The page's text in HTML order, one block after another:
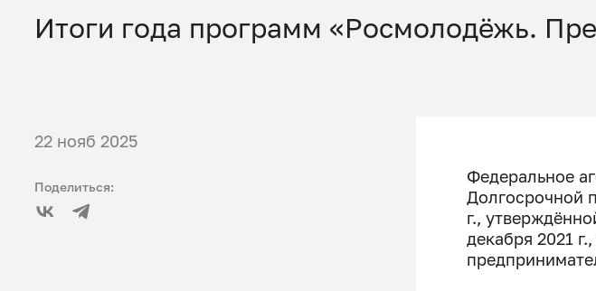
Итоги года программ «Росмолодёжь.
22 нояб 2025
Поделиться:
Федеральное
Долгосрочной
г.,
декабря 2021